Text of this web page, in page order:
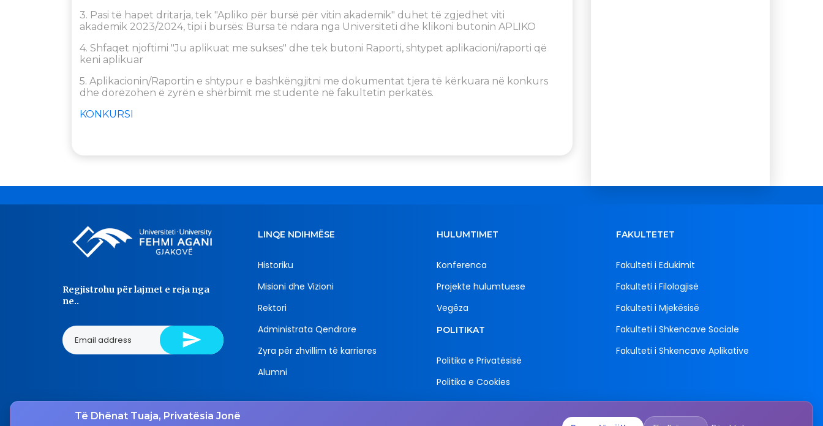
3. Pasi të hapet dritarja, tek "Apliko për bursë për vitin akademik" duhet të zgjedhet viti
akademik 2023/2024, tipi i bursës: Bursa të ndara nga Universiteti dhe klikoni butonin APLIKO
4. Shfaqet njoftimi "Ju aplikuat me sukses" dhe tek butoni Raporti, shtypet aplikacioni/raporti që
keni aplikuar
5. Aplikacionin/Raportin e shtypur e bashkëngjitni me dokumentat tjera të kërkuara në konkurs
dhe dorëzohen ë zyrën e shërbimit me studentë në fakultetin përkatës.
KONKURSI
Të Dhënat Tuaja, Privatësia Jonë
Regjistrohu për lajmet e reja nga
ne..
LINQE NDIHMËSE
Historiku
Misioni dhe Vizioni
Rektori
Administrata Qendrore
Zyra për zhvillim të karrieres
Alumni
HULUMTIMET
Konferenca
Projekte hulumtuese
Vegëza
POLITIKAT
Politika e Privatësisë
Politika e Cookies
FAKULTETET
Fakulteti i Edukimit
Fakulteti i Filologjisë
Fakulteti i Mjekësisë
Fakulteti i Shkencave Sociale
Fakulteti i Shkencave Aplikative
Tel.